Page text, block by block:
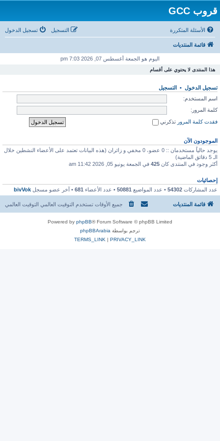
قروب GCC
الأسئلة المتكررة تسجيل الدخول التسجيل
قائمة المنتديات
اليوم هو الجمعة أغسطس 07, 2026 7:03 pm
هذا المنتدى لا يحتوي على أقسام
تسجيل الدخول • التسجيل
اسم المستخدم:
كلمة المرور:
فقدت كلمة المرور تذكرني
الموجودون الآن
يوجد حالياً مستخدمان :: 0 عضو، 0 مخفي و زائران (هذه البيانات تعتمد على الأعضاء النشطين خلال
الـ 5 دقائق الماضية)
أكثر وجود في المنتدى كان 425 في الجمعة يونيو 05, 2026 11:42 am
إحصائيات
عدد المشاركات 54302 • عدد المواضيع 50881 • عدد الأعضاء 681 • آخر عضو مسجل bivVok
قائمة المنتديات جميع الأوقات تستخدم التوقيت العالمي التوقيت العالمي
Powered by phpBB® Forum Software © phpBB Limited
ترجم بواسطة phpBBArabia
PRIVACY_LINK
|
TERMS_LINK